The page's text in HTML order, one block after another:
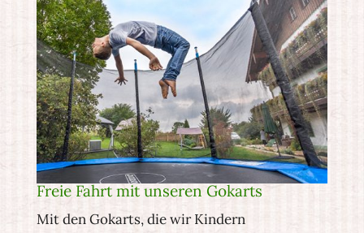
Freie Fahrt mit unseren Gokarts
Mit den Gokarts, die wir Kindern